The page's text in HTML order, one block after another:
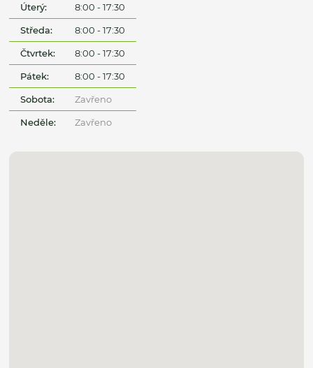
Úterý: 8:00 - 17:30
Středa: 8:00 - 17:30
Čtvrtek: 8:00 - 17:30
Pátek: 8:00 - 17:30
Sobota: Zavřeno
Neděle: Zavřeno